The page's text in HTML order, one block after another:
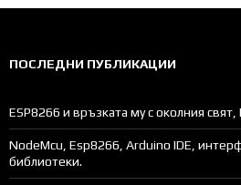
ПОСЛЕДНИ ПУБЛИКАЦИИ
ESP8266 и връзката му с околния свят,
NodeMcu, Esp8266, Arduino IDE,
библиотеки.